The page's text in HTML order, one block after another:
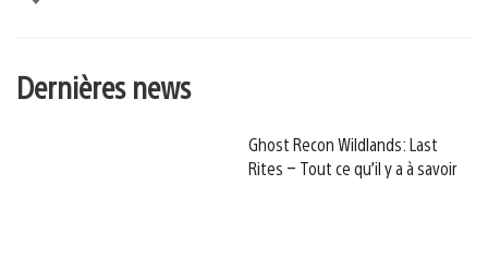
Dernières news
Ghost Recon Wildlands: Last
Rites – Tout ce qu’il y a à savoir